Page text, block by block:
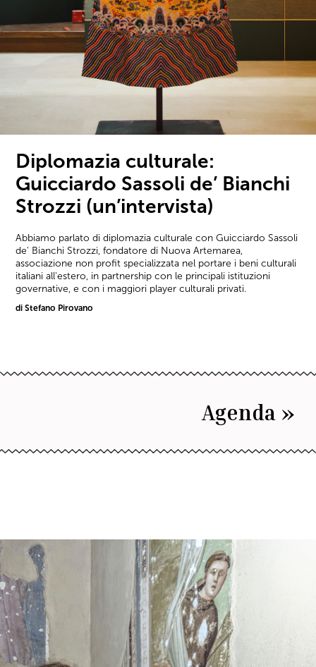
Diplomazia culturale:
Guicciardo Sassoli de’ Bianchi
Strozzi (un’intervista)
Abbiamo parlato di diplomazia culturale con Guicciardo Sassoli
de' Bianchi Strozzi, fondatore di Nuova Artemarea,
associazione non profit specializzata nel portare i beni culturali
italiani all'estero, in partnership con le principali istituzioni
governative, e con i maggiori player culturali privati.
di Stefano Pirovano
Agenda »